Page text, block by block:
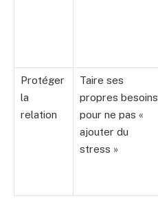
Protéger
la
relation
Taire ses
propres besoins
pour ne pas «
ajouter du
stress »